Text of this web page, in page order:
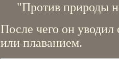
"Против природы
После чего он уводил
или плаванием.